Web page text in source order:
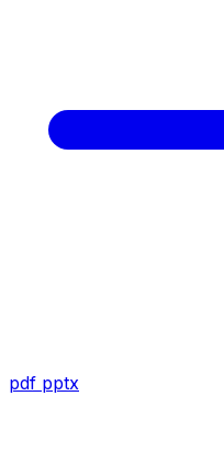
pdf pptx